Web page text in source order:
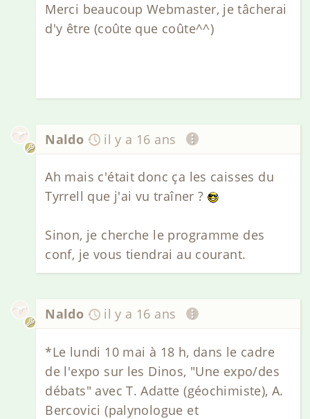
Merci beaucoup Webmaster, je tâcherai
d'y être (coûte que coûte^^)
Naldo il y a 16 ans
Ah mais c'était donc ça les caisses du
Tyrrell que j'ai vu traîner ?
Sinon, je cherche le programme des
conf, je vous tiendrai au courant.
Naldo il y a 16 ans
*Le lundi 10 mai à 18 h, dans le cadre
de l'expo sur les Dinos, "Une expo/des
débats" avec T. Adatte (géochimiste), A.
Bercovici (palynologue et